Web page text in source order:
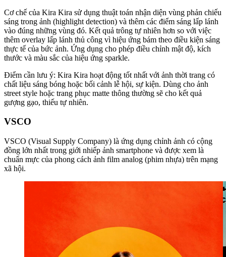
Cơ chế của Kira Kira sử dụng thuật toán nhận diện vùng phản chiếu
sáng trong ảnh (highlight detection) và thêm các điểm sáng lấp lánh
vào đúng những vùng đó. Kết quả trông tự nhiên hơn so với việc
thêm overlay lấp lánh thủ công vì hiệu ứng bám theo điều kiện sáng
thực tế của bức ảnh. Ứng dụng cho phép điều chỉnh mật độ, kích
thước và màu sắc của hiệu ứng sparkle.
Điểm cần lưu ý: Kira Kira hoạt động tốt nhất với ảnh thời trang có
chất liệu sáng bóng hoặc bối cảnh lễ hội, sự kiện. Dùng cho ảnh
street style hoặc trang phục matte thông thường sẽ cho kết quả
gượng gạo, thiếu tự nhiên.
VSCO
VSCO (Visual Supply Company) là ứng dụng chỉnh ảnh có cộng
đồng lớn nhất trong giới nhiếp ảnh smartphone và được xem là
chuẩn mực của phong cách ảnh film analog (phim nhựa) trên mạng
xã hội.